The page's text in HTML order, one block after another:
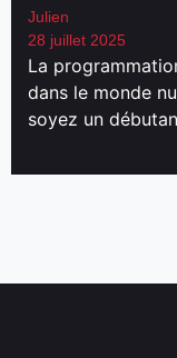
Julien
28 juillet 2025
La
dans le monde
soyez un